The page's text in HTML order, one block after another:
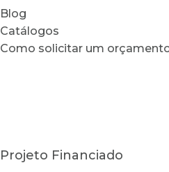
Blog
Catálogos
Como solicitar um
Projeto Financiado